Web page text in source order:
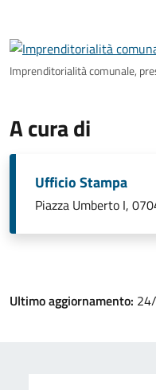
Imprenditorialità comunale,
A cura di
Ufficio Stampa
Piazza Umberto I,
Ultimo aggiornamento: